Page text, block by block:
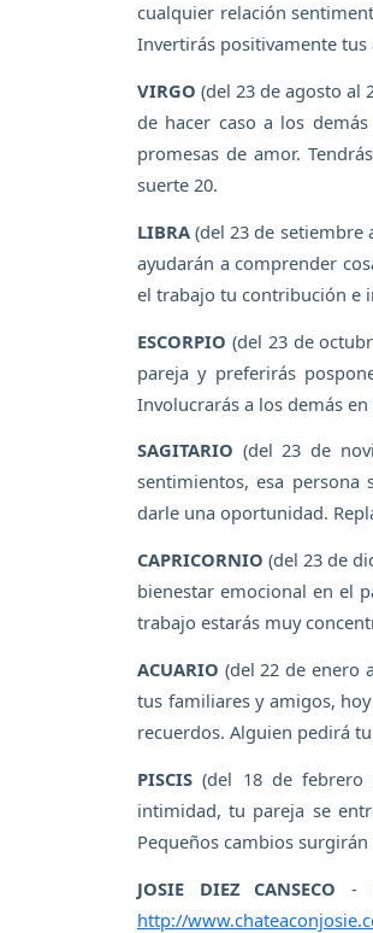
cualquier relación
Invertirás positivamente
VIRGO (del 23 de agosto al
de hacer caso a los
promesas de amor.
suerte 20.
LIBRA (del 23 de
ayudarán a comprender
el trabajo tu contribución e
ESCORPIO (del 23 de
pareja y preferirás
Involucrarás a los demás
SAGITARIO (del 23 de
sentimientos, esa
darle una oportunidad.
CAPRICORNIO (del 23 de
bienestar emocional en el
trabajo estarás muy
ACUARIO (del 22 de enero
tus familiares y amigos,
recuerdos. Alguien pedirá
PISCIS (del 18 de febrero
intimidad, tu pareja se
Pequeños cambios
JOSIE DIEZ CANSECO -
http://